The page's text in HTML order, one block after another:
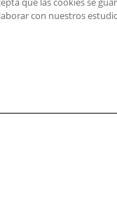
de Ensayos
con nuestros